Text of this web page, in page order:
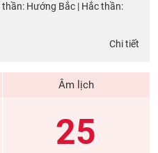
Hướng Bắc | Hắc thần:
Chi tiết
Âm lịch
25